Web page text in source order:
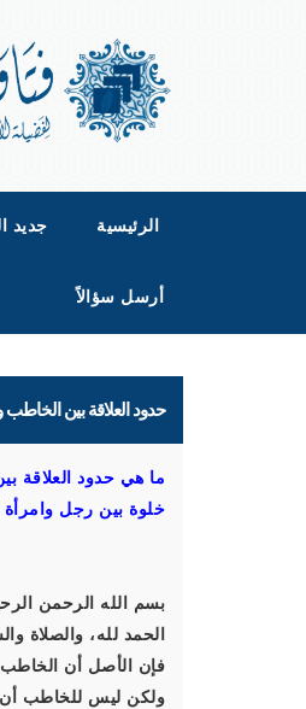
الرئيسية جديد
أرسل سؤالاً
حدود العلاقة بين
ما هي حدود العلاقة
خلوة بين رجل وامرأة
بسم الله الرحمن
الحمد لله، والصلاة
فإن الأصل أن الخاطب
ولكن ليس للخاطب أن